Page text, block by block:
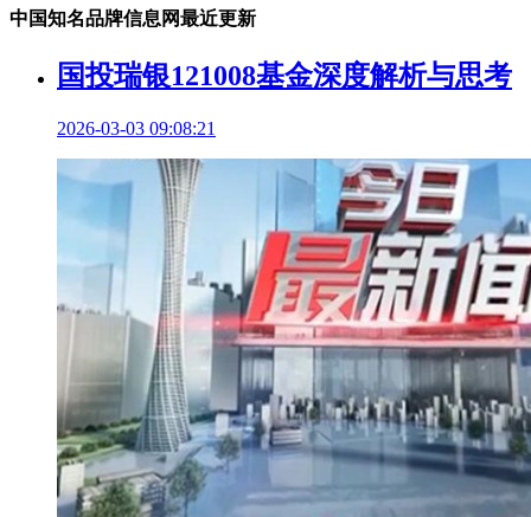
中国知名品牌信息网最近更新
国投瑞银121008基金深度解析与思考
2026-03-03 09:08:21